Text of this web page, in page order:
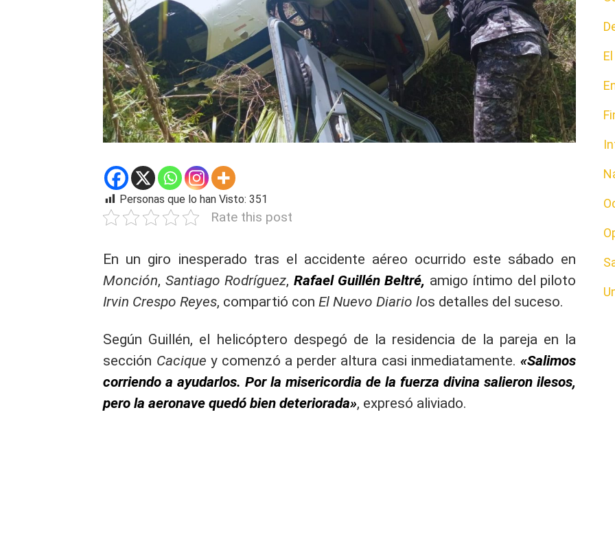
Personas que lo han Visto: 351
Rate this post
En un giro inesperado tras el accidente aéreo ocurrido este sábado en
Monción, Santiago Rodríguez, Rafael Guillén Beltré, amigo íntimo del piloto
Irvin Crespo Reyes, compartió con El Nuevo Diario los detalles del suceso.
Según Guillén, el helicóptero despegó de la residencia de la pareja en la
sección Cacique y comenzó a perder altura casi inmediatamente. «Salimos
corriendo a ayudarlos. Por la misericordia de la fuerza divina salieron ilesos,
pero la aeronave quedó bien deteriorada», expresó aliviado.